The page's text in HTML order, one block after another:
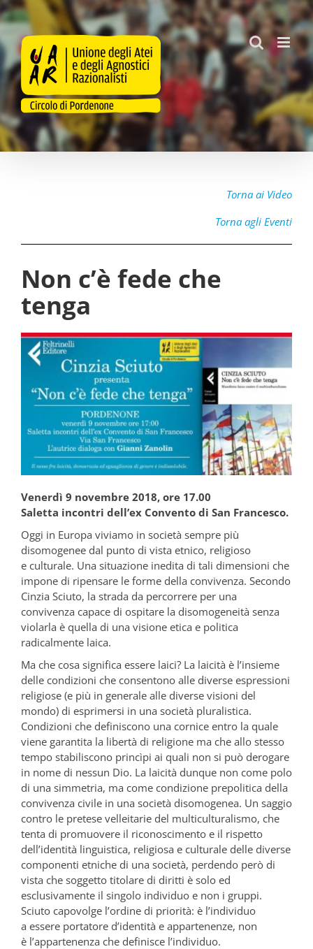
Salta
al
contenuto
Torna ai Video
Torna agli Eventi
Non c’è fede che
tenga
Venerdì 9 novembre 2018, ore 17.00
Saletta incontri dell’ex Convento di San Francesco.
Oggi in Europa viviamo in società sempre più
disomogenee dal punto di vista etnico, religioso
e culturale. Una situazione inedita di tali dimensioni che
impone di ripensare le forme della convivenza. Secondo
Cinzia Sciuto, la strada da percorrere per una
convivenza capace di ospitare la disomogeneità senza
violarla è quella di una visione etica e politica
radicalmente laica.
Ma che cosa significa essere laici? La laicità è l’insieme
delle condizioni che consentono alle diverse espressioni
religiose (e più in generale alle diverse visioni del
mondo) di esprimersi in una società pluralistica.
Condizioni che definiscono una cornice entro la quale
viene garantita la libertà di religione ma che allo stesso
tempo stabiliscono princìpi ai quali non si può derogare
in nome di nessun Dio. La laicità dunque non come polo
di una simmetria, ma come condizione prepolitica della
convivenza civile in una società disomogenea. Un saggio
contro le pretese velleitarie del multiculturalismo, che
tenta di promuovere il riconoscimento e il rispetto
dell’identità linguistica, religiosa e culturale delle diverse
componenti etniche di una società, perdendo però di
vista che soggetto titolare di diritti è solo ed
esclusivamente il singolo individuo e non i gruppi.
Sciuto capovolge l’ordine di priorità: è l’individuo
a essere portatore d’identità e appartenenze, non
è l’appartenenza che definisce l’individuo.